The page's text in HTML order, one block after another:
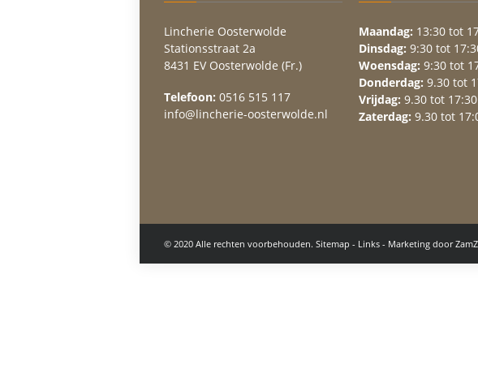
Lincherie Oosterwolde
Stationsstraat 2a
8431 EV Oosterwolde (Fr.)
Telefoon: 0516 515 117
info@lincherie-oosterwolde.nl
Maandag: 13:30 tot
Dinsdag: 9:30 tot
Woensdag: 9:30 tot
Donderdag: 9.30 tot
Vrijdag: 9.30 tot
Zaterdag: 9.30 tot
© 2020 Alle rechten voorbehouden. Sitemap - Links - Marketing door